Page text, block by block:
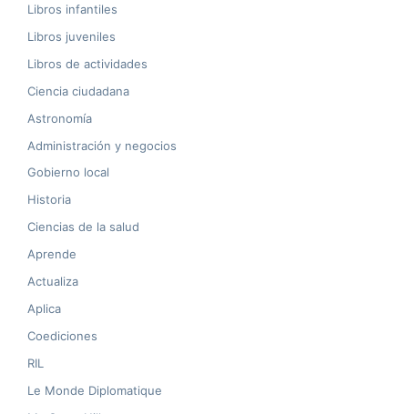
Libros infantiles
Libros juveniles
Libros de actividades
Ciencia ciudadana
Astronomía
Administración y negocios
Gobierno local
Historia
Ciencias de la salud
Aprende
Actualiza
Aplica
Coediciones
RIL
Le Monde Diplomatique